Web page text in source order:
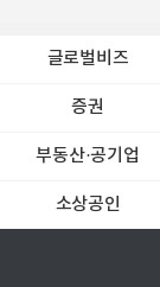
글로벌비즈
증권
부동산·공기업
소상공인